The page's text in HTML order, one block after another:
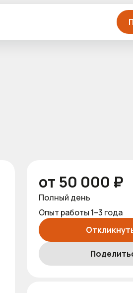
от 50 000 ₽
Полный день
Опыт работы 1–3 года